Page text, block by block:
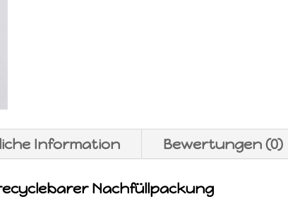
Information Bewertungen (0)
Nachfüllpackung